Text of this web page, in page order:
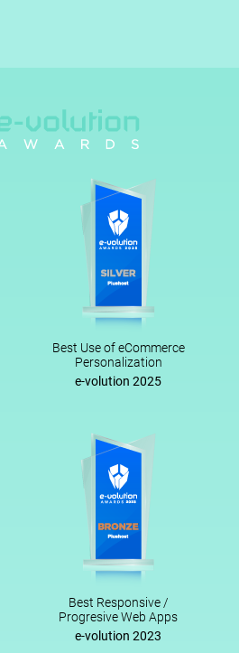
Best Use of eCommerce
Personalization
e-volution 2025
Best Responsive /
Progresive Web Apps
e-volution 2023